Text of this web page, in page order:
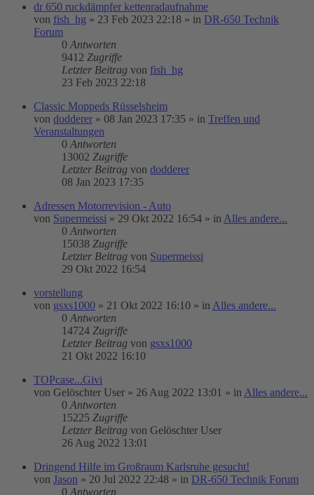
dr 650 ruckdämpfer kettenradaufnahme
von fish_hg » 23 Feb 2023 22:18 » in DR-650 Technik
Forum
0 Antworten
9412 Zugriffe
Letzter Beitrag von fish_hg
23 Feb 2023 22:18
Classic Moppeds Rüsselsheim
von dodderer » 08 Jan 2023 17:35 » in Treffen und
Veranstaltungen
0 Antworten
13002 Zugriffe
Letzter Beitrag von dodderer
08 Jan 2023 17:35
Adressen Motorrevision - Auto
von Supermeissi » 29 Okt 2022 16:54 » in Alles andere...
0 Antworten
15038 Zugriffe
Letzter Beitrag von Supermeissi
29 Okt 2022 16:54
vorstellung
von gsxs1000 » 21 Okt 2022 16:10 » in Alles andere...
0 Antworten
14724 Zugriffe
Letzter Beitrag von gsxs1000
21 Okt 2022 16:10
TOPcase...Givi
von Gelöschter User » 26 Aug 2022 13:01 » in Alles andere...
0 Antworten
15225 Zugriffe
Letzter Beitrag von Gelöschter User
26 Aug 2022 13:01
Dringend Hilfe im Großraum Karlsruhe gesucht!
von Jason » 20 Jul 2022 22:48 » in DR-650 Technik Forum
0 Antworten